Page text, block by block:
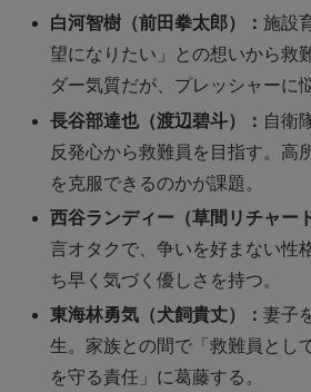
白河智樹（前田拳太郎）：施設
望になりたい」との想いから救
ダー気質だが、プレッシャーに
長谷部達也（渡辺碧斗）： 自衛
反発心から救難員を目指す。高
を克服できるのかが課題。
西谷ランディー（草間リチャー
言オタクで、争いを好まない性
ち早く気づく優しさを持つ。
東海林勇気（犬飼貴丈）：妻子
生。家族との間で「救難員とし
を守る責任」に葛藤する。